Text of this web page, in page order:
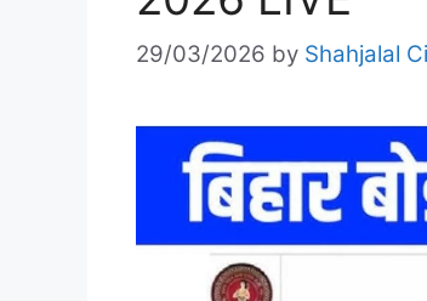
29/03/2026 by Shahjalal